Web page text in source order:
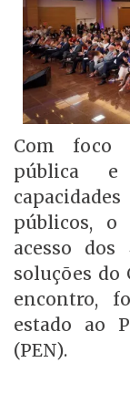
Com foco
pública
públicos, o
acesso
soluções do
encontro,
estado ao
(PEN).